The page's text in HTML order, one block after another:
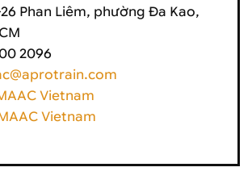
Phan Liêm, phường Đa Kao,
2096
Vietnam
Vietnam